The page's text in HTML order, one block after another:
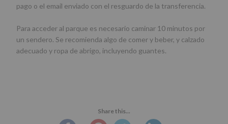
pago o el email enviado con el resguardo de la transferencia.
Para acceder al parque es necesario caminar 10 minutos por
un sendero. Se recomienda algo de comer y beber, y calzado
adecuado y ropa de abrigo, incluyendo guantes.
Share this...